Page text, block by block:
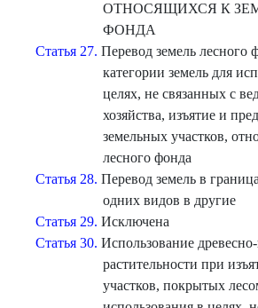
ОТНОСЯЩИХСЯ К
ФОНДА
Статья 27. Перевод земель лесного
категории земель для
целях, не связанных с
хозяйства, изъятие и
земельных участков,
лесного фонда
Статья 28. Перевод земель в
одних видов в другие
Статья 29. Исключена
Статья 30. Использование
растительности при
участков, покрытых